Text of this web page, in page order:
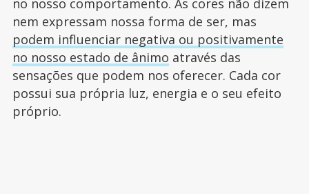
no nosso comportamento. As cores não dizem
nem expressam nossa forma de ser, mas
podem influenciar negativa ou positivamente
no nosso estado de ânimo através das
sensações que podem nos oferecer. Cada cor
possui sua própria luz, energia e o seu efeito
próprio.